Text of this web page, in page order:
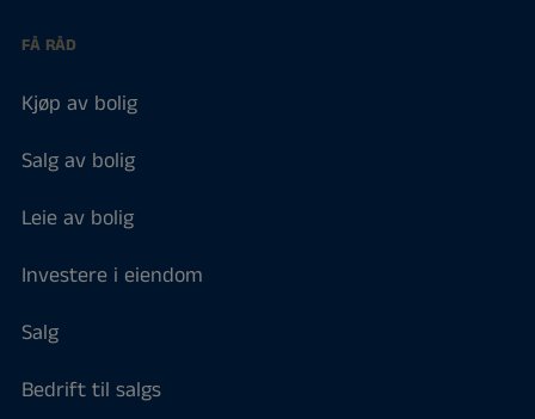
FÅ RÅD
Kjøp av bolig
Salg av bolig
Leie av bolig
Investere i eiendom
Salg
Bedrift til salgs